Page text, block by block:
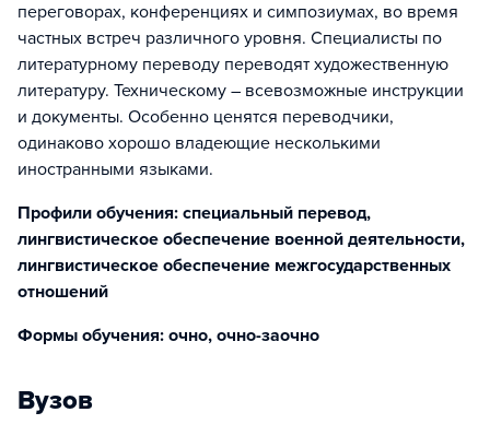
переговорах, конференциях и симпозиумах, во время
частных встреч различного уровня. Специалисты по
литературному переводу переводят художественную
литературу. Техническому – всевозможные инструкции
и документы. Особенно ценятся переводчики,
одинаково хорошо владеющие несколькими
иностранными языками.
Профили обучения: специальный перевод,
лингвистическое обеспечение военной деятельности,
лингвистическое обеспечение межгосударственных
отношений
Формы обучения: очно, очно-заочно
Вузов